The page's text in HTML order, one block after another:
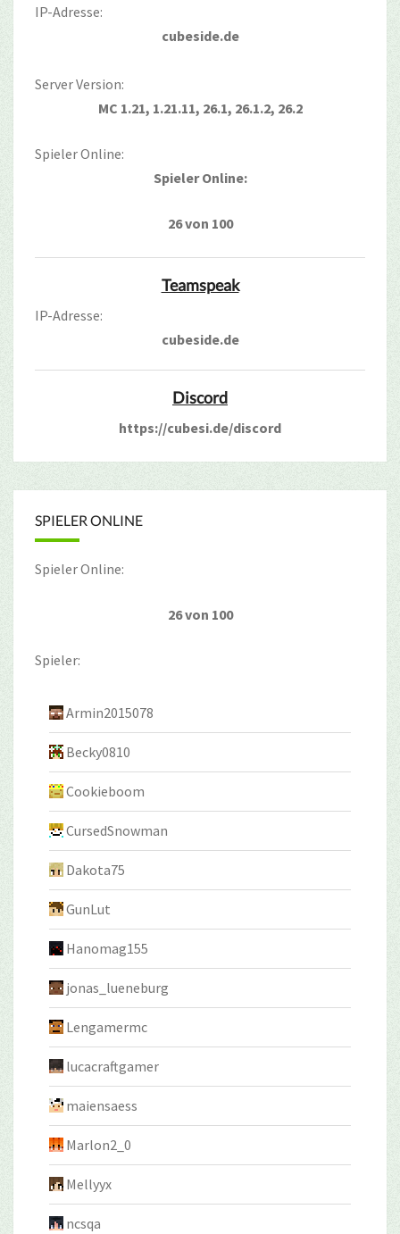
IP-Adresse:
cubeside.de
Server Version:
MC 1.21, 1.21.11, 26.1, 26.1.2, 26.2
Spieler Online:
Spieler Online:
26 von 100
Teamspeak
IP-Adresse:
cubeside.de
Discord
https://cubesi.de/discord
SPIELER ONLINE
Spieler Online:
26 von 100
Spieler:
Armin2015078
Becky0810
Cookieboom
CursedSnowman
Dakota75
GunLut
Hanomag155
jonas_lueneburg
Lengamermc
lucacraftgamer
maiensaess
Marlon2_0
Mellyyx
ncsqa